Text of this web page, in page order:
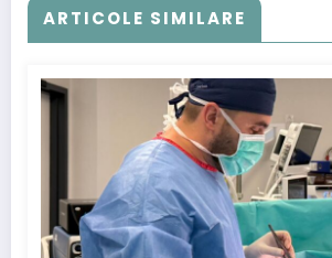
ARTICOLE SIMILARE